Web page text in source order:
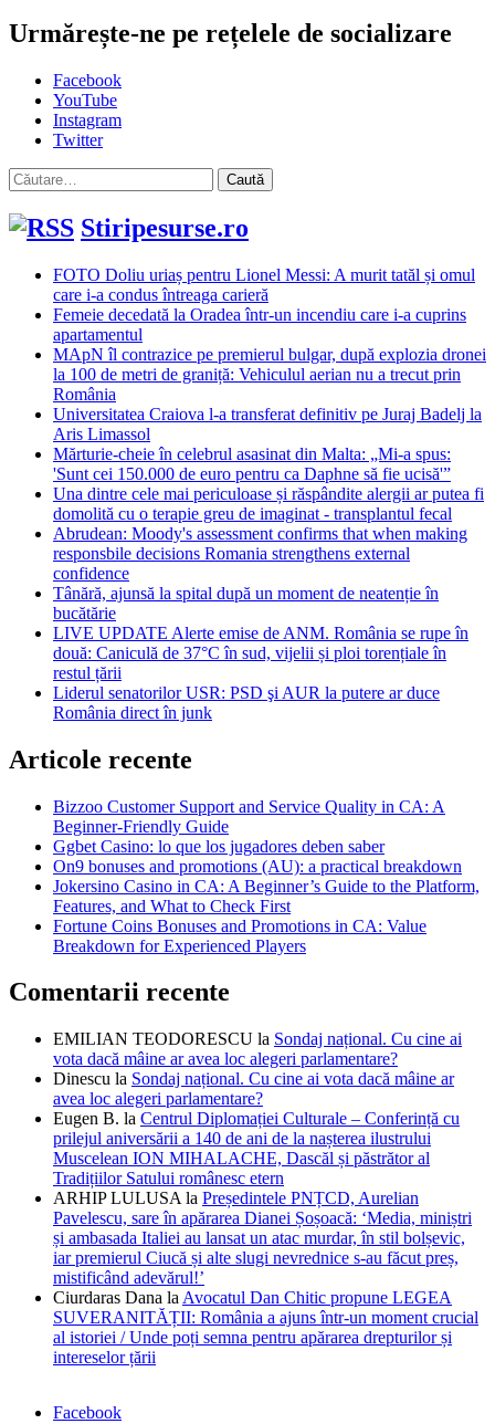
Urmărește-ne pe rețelele de socializare
Facebook
YouTube
Instagram
Twitter
Caută
după:
Stiripesurse.ro
FOTO Doliu uriaș pentru Lionel Messi: A murit tatăl și omul
care i-a condus întreaga carieră
Femeie decedată la Oradea într-un incendiu care i-a cuprins
apartamentul
MApN îl contrazice pe premierul bulgar, după explozia dronei
la 100 de metri de graniță: Vehiculul aerian nu a trecut prin
România
Universitatea Craiova l-a transferat definitiv pe Juraj Badelj la
Aris Limassol
Mărturie-cheie în celebrul asasinat din Malta: „Mi-a spus:
'Sunt cei 150.000 de euro pentru ca Daphne să fie ucisă'”
Una dintre cele mai periculoase și răspândite alergii ar putea fi
domolită cu o terapie greu de imaginat - transplantul fecal
Abrudean: Moody's assessment confirms that when making
responsbile decisions Romania strengthens external
confidence
Tânără, ajunsă la spital după un moment de neatenție în
bucătărie
LIVE UPDATE Alerte emise de ANM. România se rupe în
două: Caniculă de 37°C în sud, vijelii și ploi torențiale în
restul țării
Liderul senatorilor USR: PSD şi AUR la putere ar duce
România direct în junk
Articole recente
Bizzoo Customer Support and Service Quality in CA: A
Beginner-Friendly Guide
Ggbet Casino: lo que los jugadores deben saber
On9 bonuses and promotions (AU): a practical breakdown
Jokersino Casino in CA: A Beginner’s Guide to the Platform,
Features, and What to Check First
Fortune Coins Bonuses and Promotions in CA: Value
Breakdown for Experienced Players
Comentarii recente
EMILIAN TEODORESCU la Sondaj național. Cu cine ai
vota dacă mâine ar avea loc alegeri parlamentare?
Dinescu la Sondaj național. Cu cine ai vota dacă mâine ar
avea loc alegeri parlamentare?
Eugen B. la Centrul Diplomației Culturale – Conferință cu
prilejul aniversării a 140 de ani de la nașterea ilustrului
Muscelean ION MIHALACHE, Dascăl și păstrător al
Tradițiilor Satului românesc etern
ARHIP LULUSA la Președintele PNȚCD, Aurelian
Pavelescu, sare în apărarea Dianei Șoșoacă: ‘Media, miniștri
și ambasada Italiei au lansat un atac murdar, în stil bolșevic,
iar premierul Ciucă și alte slugi nevrednice s-au făcut preș,
mistificând adevărul!’
Ciurdaras Dana la Avocatul Dan Chitic propune LEGEA
SUVERANITĂȚII: România a ajuns într-un moment crucial
al istoriei / Unde poți semna pentru apărarea drepturilor și
intereselor țării
Facebook